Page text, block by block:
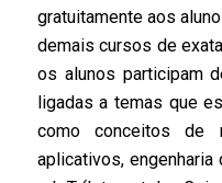
gratuitamente aos
demais cursos de
os alunos participam
ligadas a temas que
como conceitos de
aplicativos,